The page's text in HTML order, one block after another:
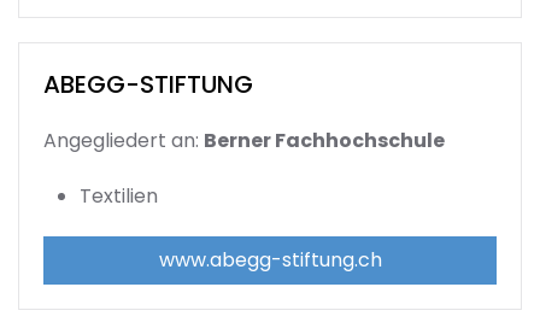
ABEGG-STIFTUNG
Angegliedert an: Berner Fachhochschule
Textilien
www.abegg-stiftung.ch